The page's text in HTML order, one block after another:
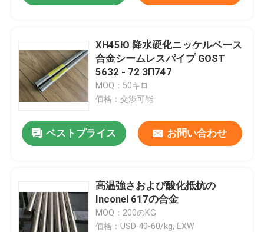
ХН45Ю 降水硬化ニッケルベース
合金シームレスパイプ GOST
5632 - 72 ЗП747
MOQ：50キロ
価格：交渉可能
ベストプライス お問い合わせ
高温強さおよび酸化抵抗の
Inconel 617の合金
MOQ：200のKG
価格：USD 40-60/kg, EXW